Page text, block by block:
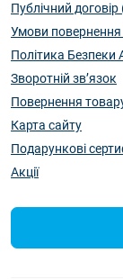
Публічний
Умови
Політика Безпеки
Зворотній зв’язок
Повернення
Карта сайту
Подарункові
Акції